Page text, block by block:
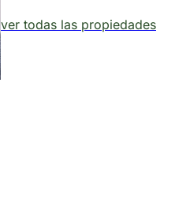
ver todas las propiedades